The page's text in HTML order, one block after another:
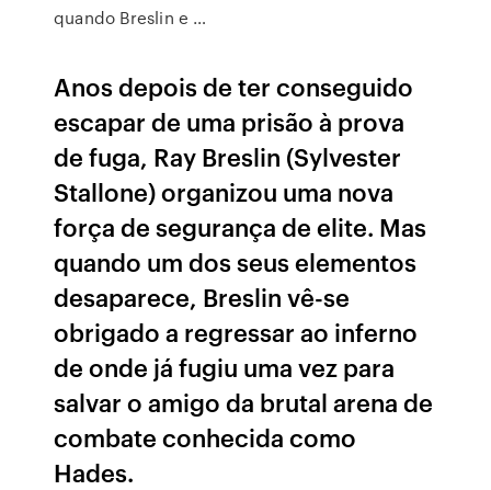
quando Breslin e …
Anos depois de ter conseguido
escapar de uma prisão à prova
de fuga, Ray Breslin (Sylvester
Stallone) organizou uma nova
força de segurança de elite. Mas
quando um dos seus elementos
desaparece, Breslin vê-se
obrigado a regressar ao inferno
de onde já fugiu uma vez para
salvar o amigo da brutal arena de
combate conhecida como
Hades.